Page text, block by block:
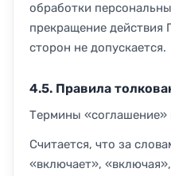
обработки
прекращение действия
сторон не допускается.
4.5. Правила
Термины «соглашение»
Считается, что за
«включает»,